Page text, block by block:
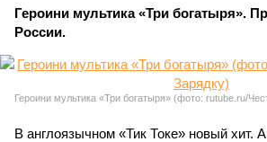
Героини мультика «Три богатыря».
России.
Героини мультика «Три богатыря» (фото: rutube.ru/
В англоязычном «Тик Токе» новый хит.